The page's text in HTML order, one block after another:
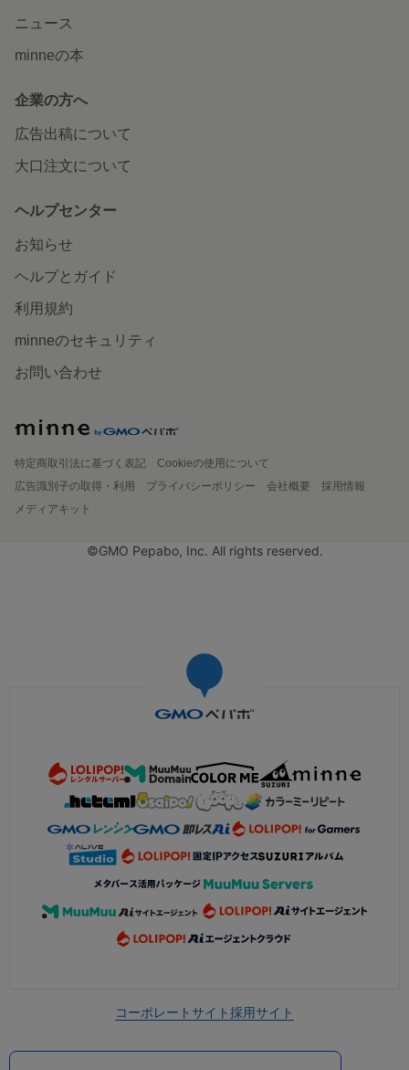
ニュース
minneの本
企業の方へ
広告出稿について
大口注文について
ヘルプセンター
お知らせ
ヘルプとガイド
利用規約
minneのセキュリティ
お問い合わせ
特定商取引法に基づく表記
Cookieの使用について
広告識別子の取得・利用
プライバシーポリシー 会社概要
採用情報
メディアキット
©GMO Pepabo, Inc. All rights reserved.
コーポレートサイト採用サイト